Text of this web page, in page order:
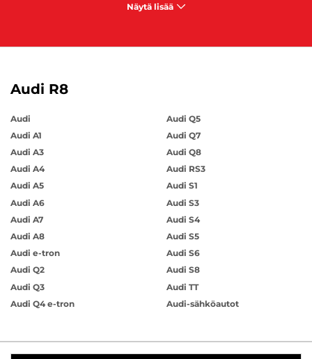
Näytä lisää
Audi R8
Audi
Audi A1
Audi A3
Audi A4
Audi A5
Audi A6
Audi A7
Audi A8
Audi e-tron
Audi Q2
Audi Q3
Audi Q4 e-tron
Audi Q5
Audi Q7
Audi Q8
Audi RS3
Audi S1
Audi S3
Audi S4
Audi S5
Audi S6
Audi S8
Audi TT
Audi-sähköautot